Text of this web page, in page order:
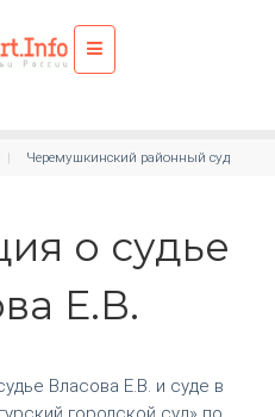
Черемушкинский районный суд
о судье
Е.В.
Власова Е.В. и суде в